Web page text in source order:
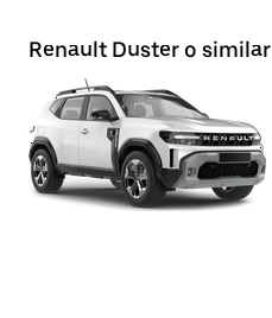
Renault Duster o similar